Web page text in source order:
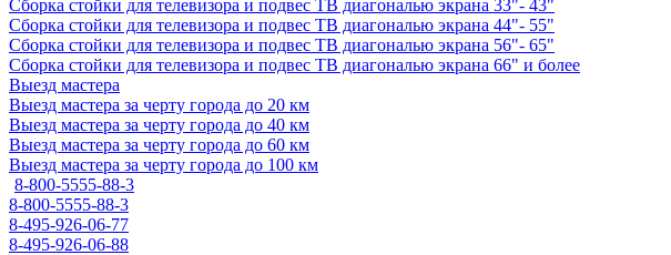
Сборка стойки для телевизора и подвес ТВ диагональю экрана 33"- 43"
Сборка стойки для телевизора и подвес ТВ диагональю экрана 44"- 55"
Сборка стойки для телевизора и подвес ТВ диагональю экрана 56"- 65"
Сборка стойки для телевизора и подвес ТВ диагональю экрана 66" и более
Выезд мастера
Выезд мастера за черту города до 20 км
Выезд мастера за черту города до 40 км
Выезд мастера за черту города до 60 км
Выезд мастера за черту города до 100 км
8-800-5555-88-3
8-800-5555-88-3
8-495-926-06-77
8-495-926-06-88